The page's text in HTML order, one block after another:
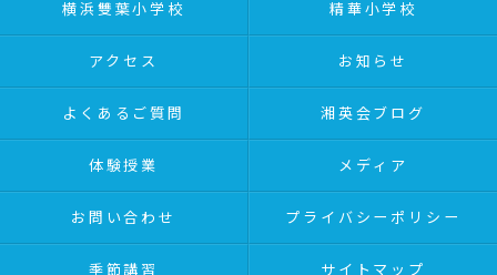
横浜雙葉小学校 精華小学校
アクセス お知らせ
よくあるご質問 湘英会ブログ
体験授業 メディア
お問い合わせ プライバシーポリシー
季節講習 サイトマップ